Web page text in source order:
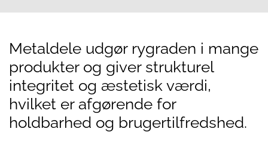
Metaldele udgør rygraden i mange
produkter og giver strukturel
integritet og æstetisk værdi,
hvilket er afgørende for
holdbarhed og brugertilfredshed.